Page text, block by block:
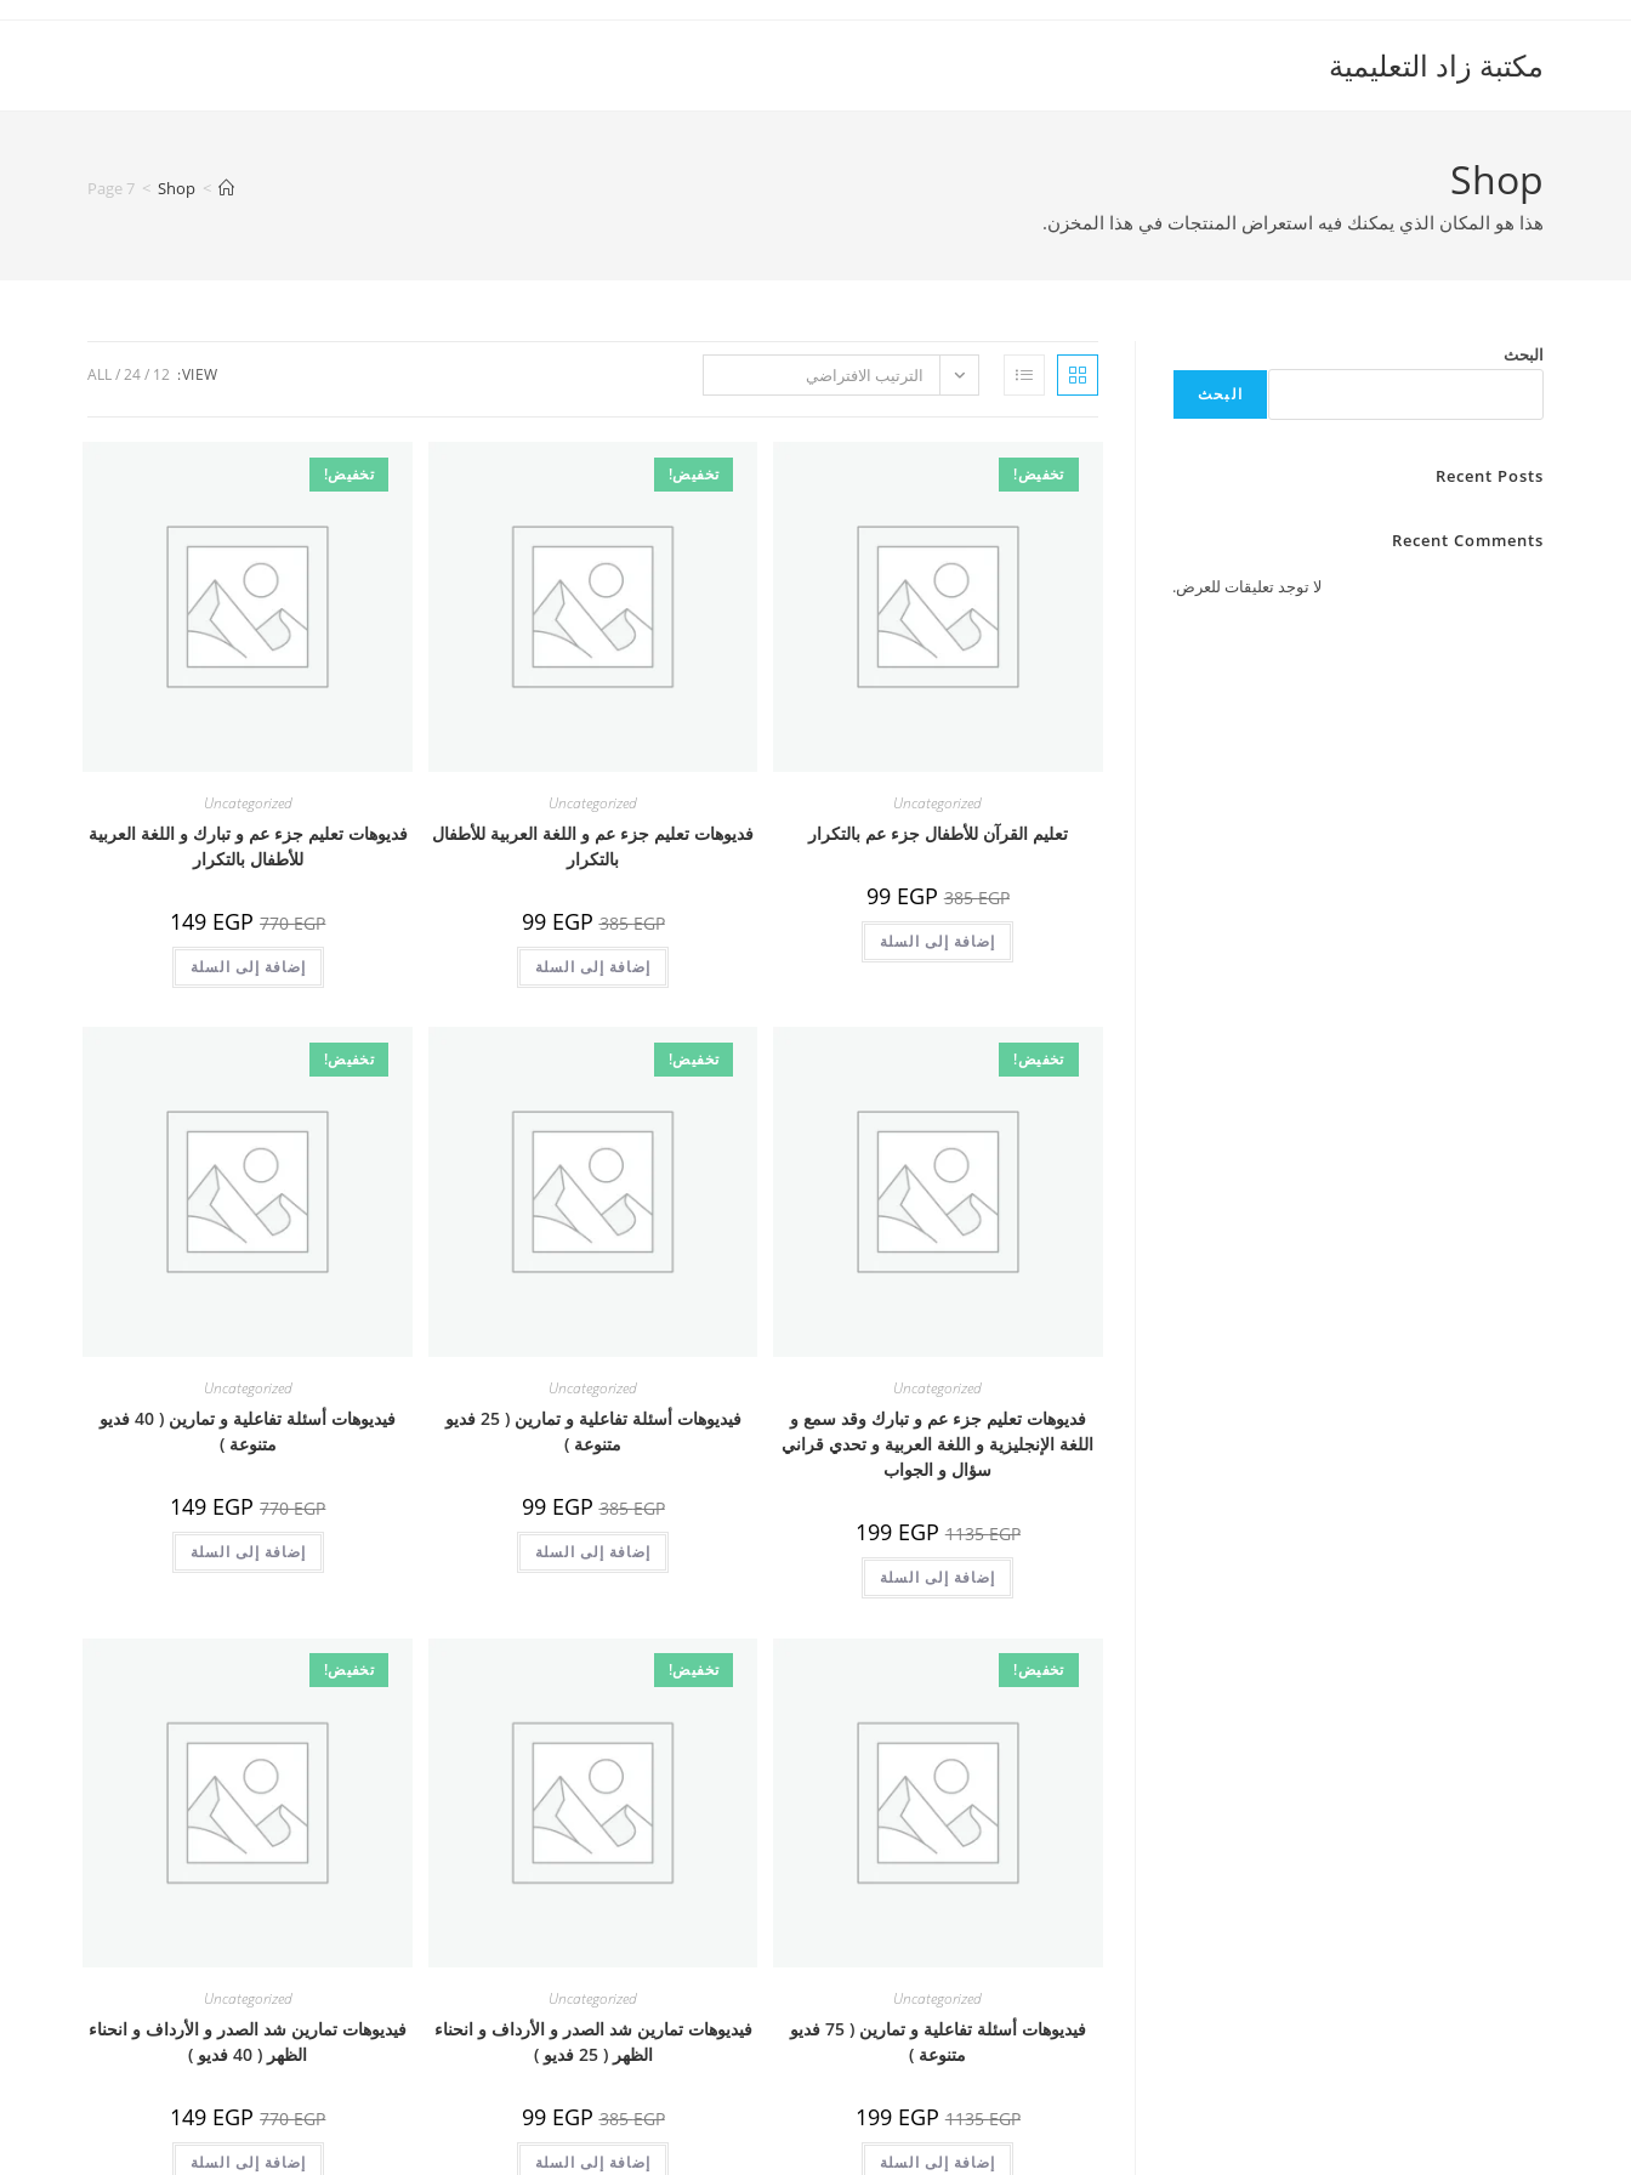
مكتبة زاد التعليمية
Shop
هذا هو المكان الذي يمكنك فيه استعراض المنتجات في هذا المخزن.
>
Shop
>
Page 7
الترتيب الافتراضي VIEW:
12
24
ALL
تخفيض!
Uncategorized
تعليم القرآن للأطفال جزء عم بالتكرار
385EGP السعر
الأصلي
هو:
385 EGP.
99 EGP
هو:
إضافة إلى السلة
تخفيض!
Uncategorized
فديوهات تعليم جزء عم و اللغة العربية للأطفال
بالتكرار
385EGP السعر
الأصلي
هو:
385 EGP.
99 EGP
هو:
إضافة إلى السلة
تخفيض!
Uncategorized
فديوهات تعليم جزء عم و تبارك و اللغة العربية
للأطفال بالتكرار
770EGP السعر
الأصلي
هو:
770 EGP.
149 EGP
إضافة إلى السلة
تخفيض!
Uncategorized
فديوهات تعليم جزء عم و تبارك وقد سمع و
اللغة الإنجليزية و اللغة العربية و تحدي قراني
سؤال و الجواب
1135EGP السعر
الأصلي
هو:
1135 EGP.
199 EGP
إضافة إلى السلة
تخفيض!
Uncategorized
فيديوهات أسئلة تفاعلية و تمارين ( 25 فديو
متنوعة )
385EGP السعر
الأصلي
هو:
385 EGP.
99 EGP
هو:
إضافة إلى السلة
تخفيض!
Uncategorized
فيديوهات أسئلة تفاعلية و تمارين ( 40 فديو
متنوعة )
770EGP السعر
الأصلي
هو:
770 EGP.
149 EGP
إضافة إلى السلة
تخفيض!
Uncategorized
فيديوهات أسئلة تفاعلية و تمارين ( 75 فديو
متنوعة )
1135EGP السعر
الأصلي
هو:
1135 EGP.
199 EGP
إضافة إلى السلة
تخفيض!
Uncategorized
فيديوهات تمارين شد الصدر و الأرداف و انحناء
الظهر ( 25 فديو )
385EGP السعر
الأصلي
هو:
385 EGP.
99 EGP
هو:
إضافة إلى السلة
تخفيض!
Uncategorized
فيديوهات تمارين شد الصدر و الأرداف و انحناء
الظهر ( 40 فديو )
770EGP السعر
الأصلي
هو:
770 EGP.
149 EGP
إضافة إلى السلة
البحث
البحث
Recent Posts
Recent Comments
لا توجد تعليقات للعرض.